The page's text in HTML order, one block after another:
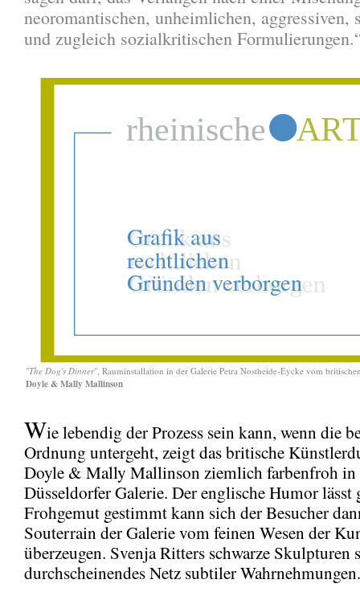
neoromantischen, unheimlichen, aggressiven,
und zugleich sozialkritischen
"The Dog's Dinner", Rauminstallation in der Galerie Petra Nostheide-Eycke vom
Doyle & Mally Mallinson
Wie lebendig der Prozess sein kann, wenn die
Ordnung untergeht, zeigt das britische
Doyle & Mally Mallinson ziemlich farbenfroh in
Düsseldorfer Galerie. Der englische Humor lässt
Frohgemut gestimmt kann sich der Besucher
Souterrain der Galerie vom feinen Wesen der
überzeugen. Svenja Ritters schwarze Skulpturen
durchscheinendes Netz subtiler Wahrnehmungen.